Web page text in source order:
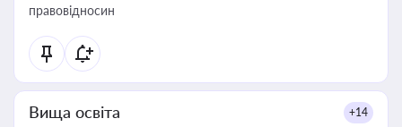
правовідносин
Вища освіта +14